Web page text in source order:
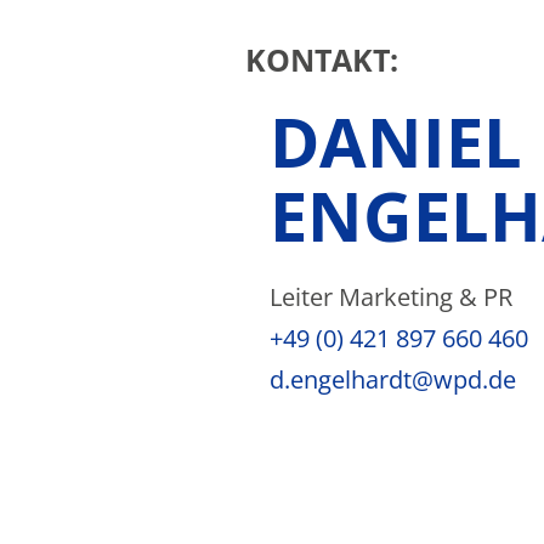
KONTAKT:
DANIEL
Leiter Marketing & PR
+49 (0) 421 897 660 460
d.engelhardt@wpd.de